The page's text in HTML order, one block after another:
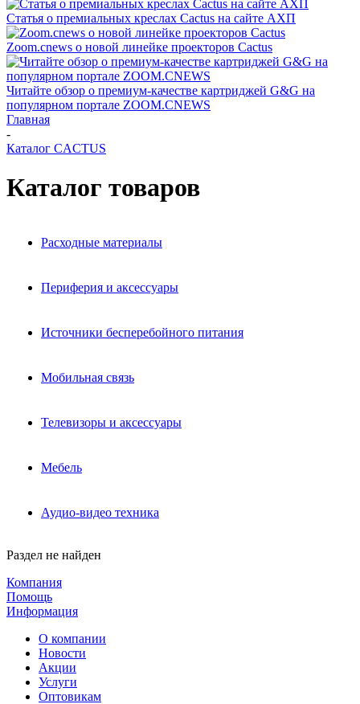
Статья о премиальных креслах Cactus на сайте АХП
Zoom.cnews о новой линейке проекторов Cactus
Читайте обзор о премиум-качестве картриджей G&G на
популярном портале ZOOM.CNEWS
Главная
-
Каталог CACTUS
Каталог товаров
Расходные материалы
Периферия и аксессуары
Источники бесперебойного питания
Мобильная связь
Телевизоры и аксессуары
Мебель
Аудио-видео техника
Раздел не найден
Компания
Помощь
Информация
О компании
Новости
Акции
Услуги
Оптовикам